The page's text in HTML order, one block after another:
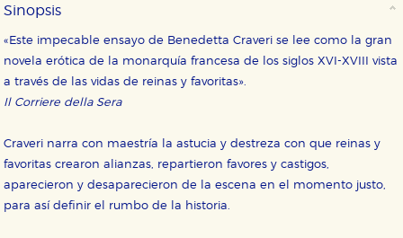
Sinopsis
«Este impecable ensayo de Benedetta Craveri se lee como la gran
novela erótica de la monarquía francesa de los siglos XVI-XVIII vista
a través de las vidas de reinas y favoritas».
Il Corriere della Sera
Craveri narra con maestría la astucia y destreza con que reinas y
favoritas crearon alianzas, repartieron favores y castigos,
aparecieron y desaparecieron de la escena en el momento justo,
para así definir el rumbo de la historia.